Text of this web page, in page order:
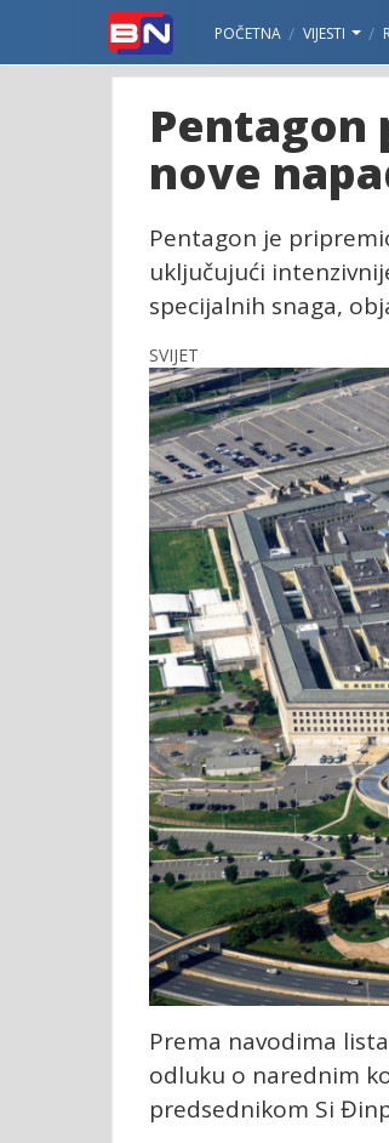
POČETNA VIJESTI
Pentagon
nove
Pentagon je
uključujući
specijalnih snaga,
SVIJET
Prema navodima
odluku o narednim
predsednikom Si